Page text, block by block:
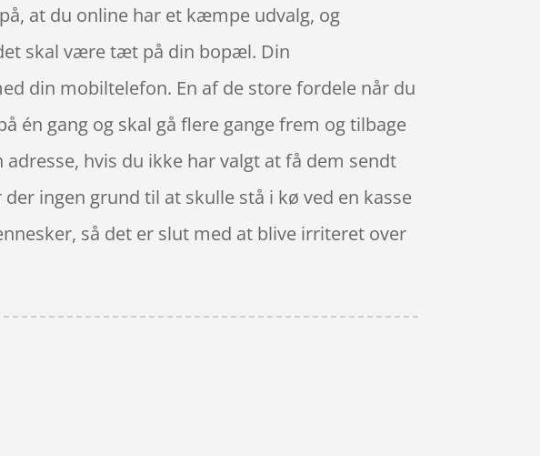
at du online har et kæmpe udvalg, og
skal være tæt på din bopæl. Din
din mobiltelefon. En af de store fordele når du
én gang og skal gå flere gange frem og tilbage
hvis du ikke har valgt at få dem sendt
ingen grund til at skulle stå i kø ved en kasse
så det er slut med at blive irriteret over